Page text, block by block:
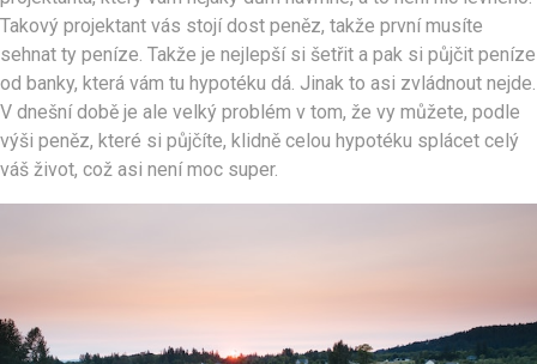
Takový projektant vás stojí dost peněz, takže první musíte
sehnat ty peníze. Takže je nejlepší si šetřit a pak si půjčit peníze
od banky, která vám tu hypotéku dá. Jinak to asi zvládnout nejde.
V dnešní době je ale velký problém v tom, že vy můžete, podle
výši peněz, které si půjčíte, klidně celou hypotéku splácet celý
váš život, což asi není moc super.